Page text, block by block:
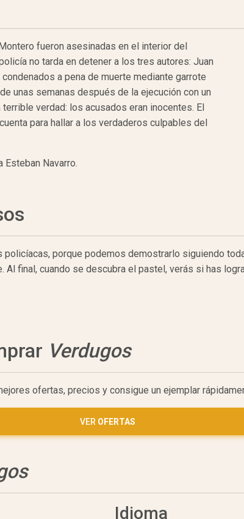
fueron asesinadas en el interior del
no tarda en detener a los tres autores: Juan
a pena de muerte mediante garrote
unas semanas después de la ejecución con un
verdad: los acusados eran inocentes. El
para hallar a los verdaderos culpables del
Esteban Navarro.
policíacas, porque podemos demostrarlo siguiendo
Al final, cuando se descubra el pastel, verás si has
Verdugos
ofertas, precios y consigue un ejemplar
VER OFERTAS
Idioma